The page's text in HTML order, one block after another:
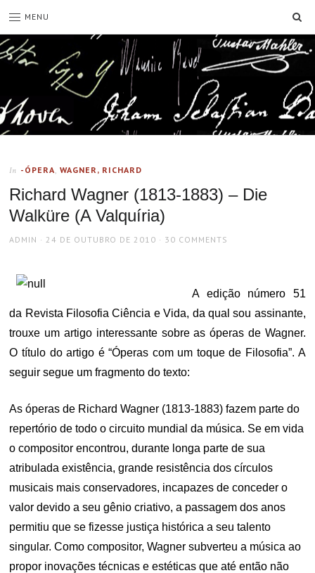
MENU
In -ÓPERA,WAGNER, RICHARD
Richard Wagner (1813-1883) – Die
Walküre (A Valquíria)
AUTHOR
ADMIN
POSTED
24 DE OUTUBRO DE 2010 30 COMMENTS
A edição número 51
da Revista Filosofia Ciência e Vida, da qual sou assinante,
trouxe um artigo interessante sobre as óperas de Wagner.
O título do artigo é “Óperas com um toque de Filosofia”. A
seguir segue um fragmento do texto:
As óperas de Richard Wagner (1813-1883) fazem parte do
repertório de todo o circuito mundial da música. Se em vida
o compositor encontrou, durante longa parte de sua
atribulada existência, grande resistência dos círculos
musicais mais conservadores, incapazes de conceder o
valor devido a seu gênio criativo, a passagem dos anos
permitiu que se fizesse justiça histórica a seu talento
singular. Como compositor, Wagner subverteu a música ao
propor inovações técnicas e estéticas que até então não